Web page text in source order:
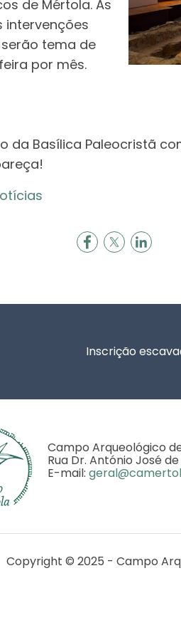
de Mértola. As
intervenções
tema de
por mês.
da Basílica Paleocristã
Inscrição
Campo Arqueológico
Rua Dr. António José
E-mail:
Copyright © 2025 - Campo